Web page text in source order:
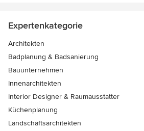
Expertenkategorie
Architekten
Badplanung & Badsanierung
Bauunternehmen
Innenarchitekten
Interior Designer & Raumausstatter
Küchenplanung
Landschaftsarchitekten